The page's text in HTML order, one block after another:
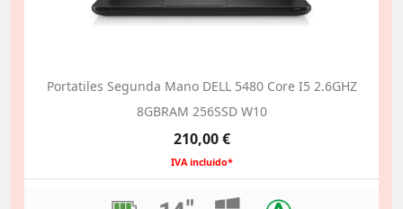
Portatiles Segunda Mano DELL 5480 Core I5 2.6GHZ
8GBRAM 256SSD W10
Precio
210,00 €
IVA incluido*